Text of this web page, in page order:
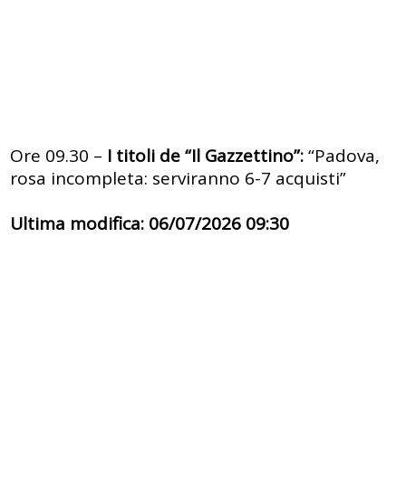
Ore 09.30 – I titoli de “Il Gazzettino”:“Padova,
rosa incompleta: serviranno 6-7 acquisti”
Ultima modifica: 06/07/2026 09:30